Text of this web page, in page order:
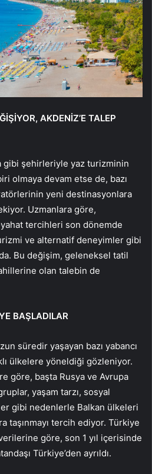
AKDENİZ’E TALEP
gibi şehirleriyle yaz turizminin
olmaya devam etse de, bazı
yeni destinasyonlara
Uzmanlara göre,
tercihleri son dönemde
ve alternatif deneyimler gibi
Bu değişim, geleneksel tatil
olan talebin de
BAŞLADILAR
süredir yaşayan bazı yabancı
ülkelere yöneldiği gözleniyor.
göre, başta Rusya ve Avrupa
yaşam tarzı, sosyal
gibi nedenlerle Balkan ülkeleri
taşınmayı tercih ediyor. Türkiye
göre, son 1 yıl içerisinde
Türkiye’den ayrıldı.